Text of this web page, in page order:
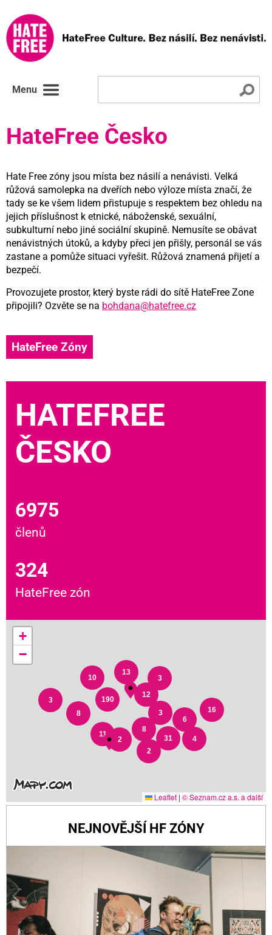
Menu
HateFree Česko
Hate Free zóny jsou místa bez násilí a nenávisti. Velká
růžová samolepka na dveřích nebo výloze místa značí, že
tady se ke všem lidem přistupuje s respektem bez ohledu na
jejich příslušnost k etnické, náboženské, sexuální,
subkulturní nebo jiné sociální skupině. Nemusíte se obávat
nenávistných útoků, a kdyby přeci jen přišly, personál se vás
zastane a pomůže situaci vyřešit. Růžová znamená přijetí a
bezpečí.
Provozujete prostor, který byste rádi do sítě HateFree Zone
připojili? Ozvěte se na bohdana@hatefree.cz
HateFree Zóny
HATEFREE
ČESKO
6975
členů
324
HateFree zón
3
2
16
2
6
4
8
31
3
3
13
12
10
8
11
190
+
−
Leaflet | © Seznam.cz a.s. a další
NEJNOVĚJŠÍ HF ZÓNY